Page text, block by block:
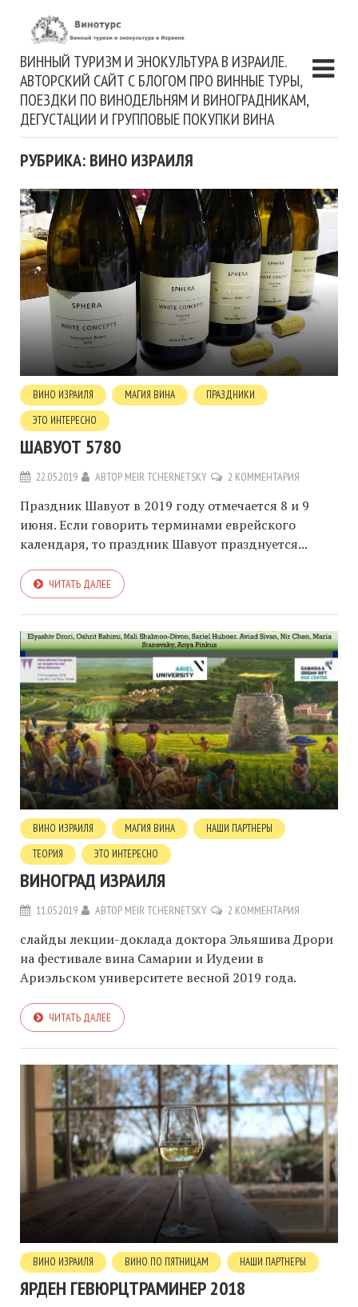
ВИННЫЙ ТУРИЗМ И ЭНОКУЛЬТУРА В ИЗРАИЛЕ.
АВТОРСКИЙ САЙТ С БЛОГОМ ПРО ВИННЫЕ ТУРЫ,
ПОЕЗДКИ ПО ВИНОДЕЛЬНЯМ И ВИНОГРАДНИКАМ,
ДЕГУСТАЦИИ И ГРУППОВЫЕ ПОКУПКИ ВИНА
РУБРИКА: ВИНО ИЗРАИЛЯ
ВИНО ИЗРАИЛЯ МАГИЯ ВИНА
ПРАЗДНИКИ
ЭТО ИНТЕРЕСНО
ШАВУОТ 5780
22.05.2019 АВТОР MEIR TCHERNETSKY 2 КОММЕНТАРИЯ
Праздник Шавуот в 2019 году отмечается 8 и 9
июня. Если говорить терминами еврейского
календаря, то праздник Шавуот празднуется...
ЧИТАТЬ ДАЛЕЕ
ВИНО ИЗРАИЛЯ МАГИЯ ВИНА
НАШИ ПАРТНЕРЫ
ТЕОРИЯ
ЭТО ИНТЕРЕСНО
ВИНОГРАД ИЗРАИЛЯ
11.05.2019 АВТОР MEIR TCHERNETSKY 2 КОММЕНТАРИЯ
слайды лекции-доклада доктора Эльяшива Дрори
на фестивале вина Самарии и Иудеии в
Ариэльском университете весной 2019 года.
ЧИТАТЬ ДАЛЕЕ
ВИНО ИЗРАИЛЯ ВИНО ПО ПЯТНИЦАМ НАШИ ПАРТНЕРЫ
ЯРДЕН ГЕВЮРЦТРАМИНЕР 2018